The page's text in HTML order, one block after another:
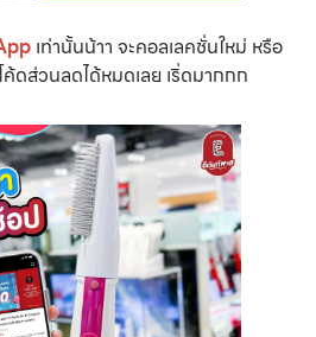
เท่านั้นน้าา จะคอลเลคชั่นใหม่ หรือ
ค้ดส่วนลดได้หมดเลย เริ่ดมากกก